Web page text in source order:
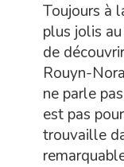
Toujours à
plus jolis
de
Rouyn-
ne parle
est pas
trouvaille